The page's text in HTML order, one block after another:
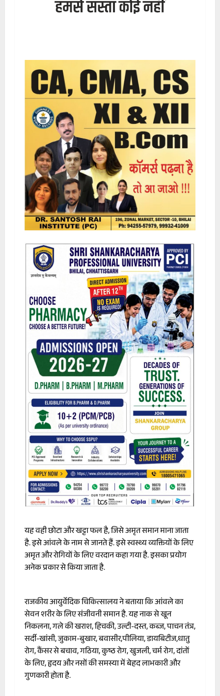
यह वही छोटा और खट्टा फल है, जिसे अमृत समान माना जाता
है. इसे आंवले के नाम से जानते हैं. इसे स्वस्थ्य व्यक्तियों के लिए
अमृत और रोगियों के लिए वरदान कहा गया है. इसका प्रयोग
अनेक प्रकार से किया जाता है.
राजकीय आयुर्वेदिक चिकित्सालय ने बताया कि आंवले का
सेवन शरीर के लिए संजीवनी समान है. यह नाक से खून
निकलना, गले की खराश, हिचकी, उल्टी-दस्त, कब्ज, पाचन तंत्र,
सर्दी-खांसी, जुकाम-बुखार, बवासीर,पीलिया, डायबिटीज,धातु
रोग, कैंसर से बचाव, गठिया, कुष्ठ रोग, खुजली, चर्म रोग, दांतों
के लिए, हृदय और नसों की समस्या में बेहद लाभकारी और
गुणकारी होता है.